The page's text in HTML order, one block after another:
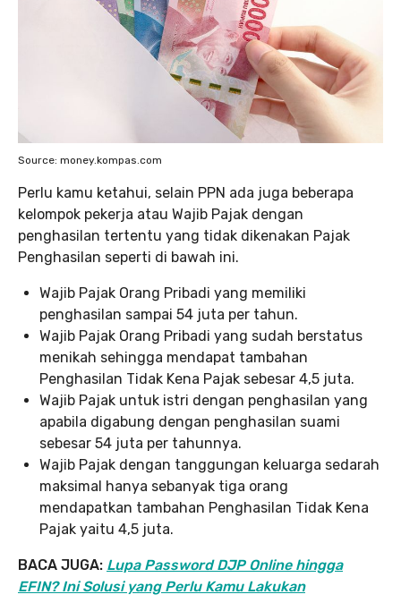
Source: money.kompas.com
Perlu kamu ketahui, selain PPN ada juga beberapa
kelompok pekerja atau Wajib Pajak dengan
penghasilan tertentu yang tidak dikenakan Pajak
Penghasilan seperti di bawah ini.
Wajib Pajak Orang Pribadi yang memiliki
penghasilan sampai 54 juta per tahun.
Wajib Pajak Orang Pribadi yang sudah berstatus
menikah sehingga mendapat tambahan
Penghasilan Tidak Kena Pajak sebesar 4,5 juta.
Wajib Pajak untuk istri dengan penghasilan yang
apabila digabung dengan penghasilan suami
sebesar 54 juta per tahunnya.
Wajib Pajak dengan tanggungan keluarga sedarah
maksimal hanya sebanyak tiga orang
mendapatkan tambahan Penghasilan Tidak Kena
Pajak yaitu 4,5 juta.
BACA JUGA: Lupa Password DJP Online hingga
EFIN? Ini Solusi yang Perlu Kamu Lakukan